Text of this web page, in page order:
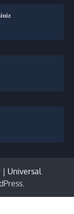
| Universal